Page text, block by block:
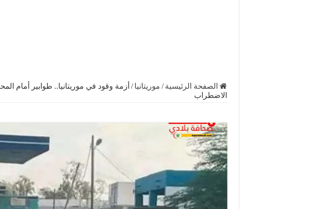
الصفحة الرئيسية / موريتانيا / أزمة وقود في موريتانيا.. طوابير أمام
الاضطراب